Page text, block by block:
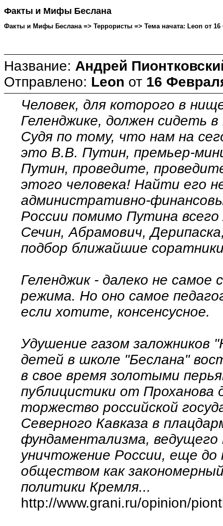
Факты и Мифы Беслана
Факты и Мифы Беслана => Террористы => Тема начата: Leon от 16
Название: Андрей
Отправлено: Leon от 16
Человек, для которого в
Геленджике, должен сидеть
Судя по тому, что нам на
это В.В. Путин, премьер-
Путин, проведите,
этого человека! Найти его
административно-
России помимо Путина
Сечин, Абрамович,
подбор ближайшие
Геленджик - далеко не
режима. Но оно самое
если хотите, консенсусное.
Удушение газом заложников
детей в школе "Беслана"
в свое время золотыми
публицистики от Проханова
торжество российской
Северного Кавказа в
фундаментализма,
уничтожение России, еще до
обществом как
политики Кремля...
http://www.grani.ru/opinion/